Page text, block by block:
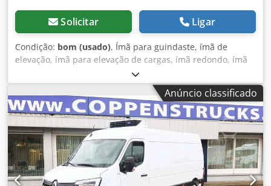
Solicitar Ligar
Condição: bom (usado), Ímã para guindaste, ímã de
elevação, ímã para elevação de cargas, ímã redondo, ímã
para sucata -Levantador magnético: Ímã para elevação de
cargas -Designação do tipo: MC01 1027 RU 2,7 SO Djdpfx
Anszd Sdaszeck Capacidade de carga: t Tensão: 220 V
Dimensões: Ø 280 x 230 mm Peso próprio: 43,8 kg
Anúncio classificado